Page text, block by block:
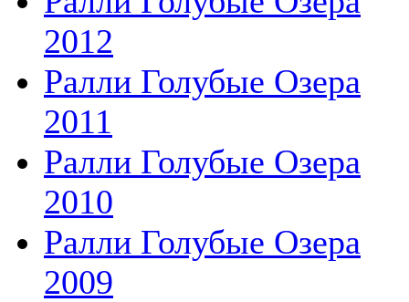
2012
Ралли Голубые Озера
2011
Ралли Голубые Озера
2010
Ралли Голубые Озера
2009